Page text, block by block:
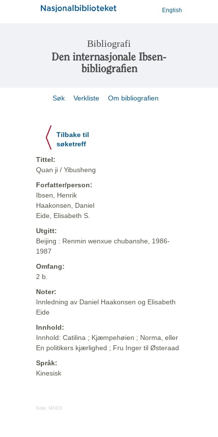
English
Bibliografi
Den internasjonale Ibsen-
bibliografien
Søk Verkliste Om bibliografien
Tilbake til
søketreff
Tittel:
Quan ji / Yibusheng
Forfatter/person:
Ibsen, Henrik
Haakonsen, Daniel
Eide, Elisabeth S.
Utgitt:
Beijing : Renmin wenxue chubanshe, 1986-
1987
Omfang:
2 b.
Noter:
Innledning av Daniel Haakonsen og Elisabeth
Eide
Innhold:
Innhold: Catilina ; Kjæmpehøien ; Norma, eller
En politikers kjærlighed ; Fru Inger til Østeraad
Språk:
Kinesisk
Kilde: MODS